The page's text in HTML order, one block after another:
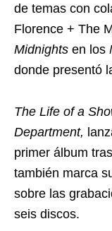
de temas con
Florence + The
Midnights en los
donde presentó
The Life of a
Department,
primer álbum
también marca
sobre las
seis discos.